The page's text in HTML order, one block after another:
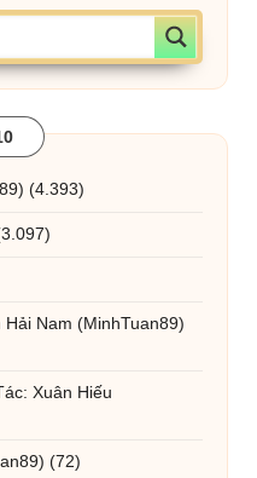
(4.393)
Hải Nam (MinhTuan89)
Xuân Hiếu
(72)